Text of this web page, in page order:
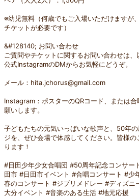
※幼児無料（何歳でもご入場いただけますが
チケットが必要です）
&#128140; お問い合わせ
ご質問やチケットに関するお問い合わせは
公式InstagramのDMからお気軽にどうぞ。
メール：hita.jchorus@gmail.com
Instagram：ポスターのQRコード、または
願いします。
子どもたちの元気いっぱいな歌声と、50年
ジを、ぜひ会場で体感してください。皆様
ります！
#日田少年少女合唱団 #50周年記念コンサー
田市 #日田市イベント #合唱コンサート #少
春のコンサート #ジブリメドレー #ディズニ
大分イベント #音楽のある生活 #地元応援